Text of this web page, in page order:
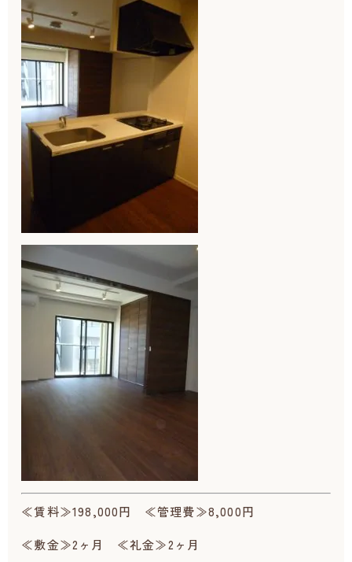
≪賃料≫198,000円 ≪管理費≫8,000円
≪敷金≫2ヶ月 ≪礼金≫2ヶ月